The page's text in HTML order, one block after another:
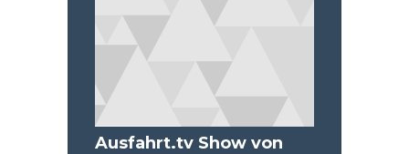
Ausfahrt.tv Show von